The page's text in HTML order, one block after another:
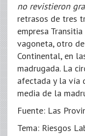
no revistieron
retrasos de tres
empresa
vagoneta, otro
Continental, en
madrugada. La
afectada y la vía
media de la
Fuente: Las
Tema: Riesgos